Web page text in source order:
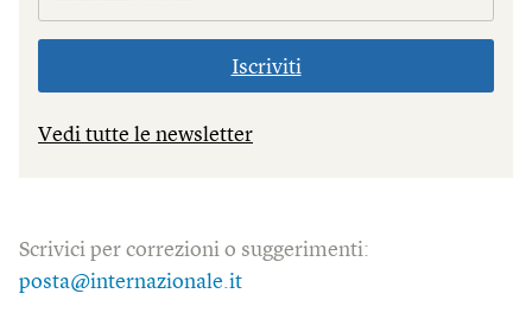
Iscriviti
Vedi tutte le newsletter
Scrivici per correzioni o suggerimenti:
posta@internazionale.it